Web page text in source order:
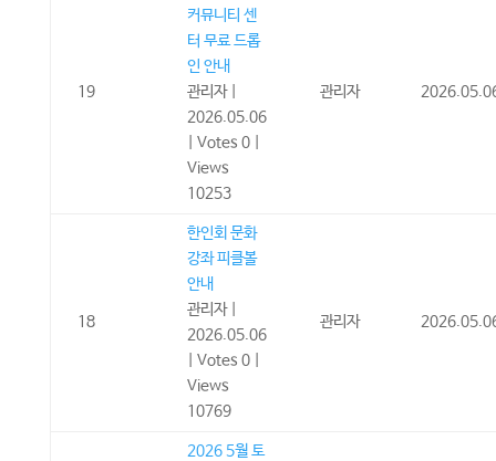
19
커뮤니티 센
터 무료 드롭
인 안내
관리자
2026.05.06
Votes 0
Views
10253
관리자
18
한인회 문화
강좌 피클볼
안내
관리자
2026.05.06
Votes 0
Views
10769
관리자
2026 5월 토